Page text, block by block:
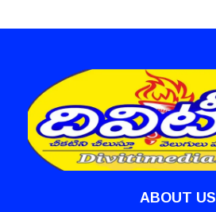
ABOUT US